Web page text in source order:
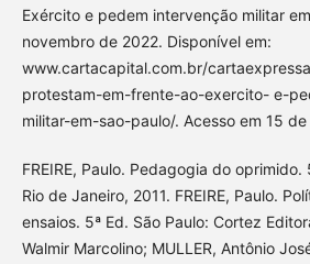
Exército e pedem intervenção militar
novembro de 2022. Disponível em:
www.cartacapital.com.br/
protestam-em-frente-ao-exercito- e-
militar-em-sao-paulo/. Acesso em 15
FREIRE, Paulo. Pedagogia do
Rio de Janeiro, 2011. FREIRE, Paulo.
ensaios. 5ª Ed. São Paulo: Cortez
Walmir Marcolino; MULLER, Antônio